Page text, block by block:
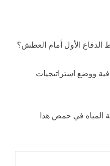
الأول أمام العطش؟
ووضع استراتيجيات
المياه في حمص هذا